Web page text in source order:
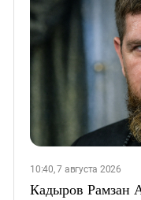
10:40, 7 августа 2026
Кадыров Рамзан